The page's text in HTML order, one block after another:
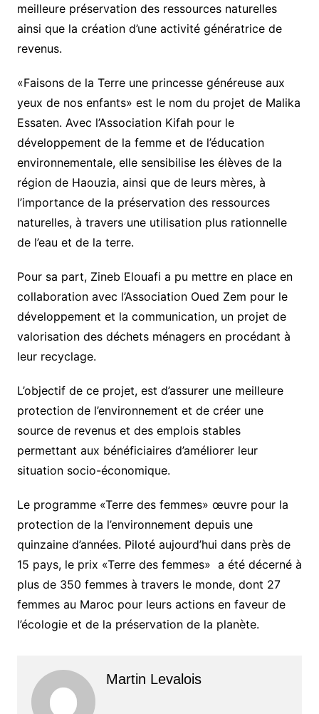
meilleure préservation des ressources naturelles
ainsi que la création d’une activité génératrice de
revenus.
«Faisons de la Terre une princesse généreuse aux
yeux de nos enfants» est le nom du projet de Malika
Essaten. Avec l’Association Kifah pour le
développement de la femme et de l’éducation
environnementale, elle sensibilise les élèves de la
région de Haouzia, ainsi que de leurs mères, à
l’importance de la préservation des ressources
naturelles, à travers une utilisation plus rationnelle
de l’eau et de la terre.
Pour sa part, Zineb Elouafi a pu mettre en place en
collaboration avec l’Association Oued Zem pour le
développement et la communication, un projet de
valorisation des déchets ménagers en procédant à
leur recyclage.
L’objectif de ce projet, est d’assurer une meilleure
protection de l’environnement et de créer une
source de revenus et des emplois stables
permettant aux bénéficiaires d’améliorer leur
situation socio-économique.
Le programme «Terre des femmes» œuvre pour la
protection de la l’environnement depuis une
quinzaine d’années. Piloté aujourd’hui dans près de
15 pays, le prix «Terre des femmes» a été décerné à
plus de 350 femmes à travers le monde, dont 27
femmes au Maroc pour leurs actions en faveur de
l’écologie et de la préservation de la planète.
Martin Levalois